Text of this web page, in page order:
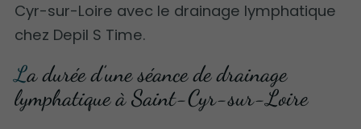
Cyr-sur-Loire avec le drainage lymphatique
chez Depil S Time.
La durée d’une séance de drainage
lymphatique à Saint-Cyr-sur-Loire